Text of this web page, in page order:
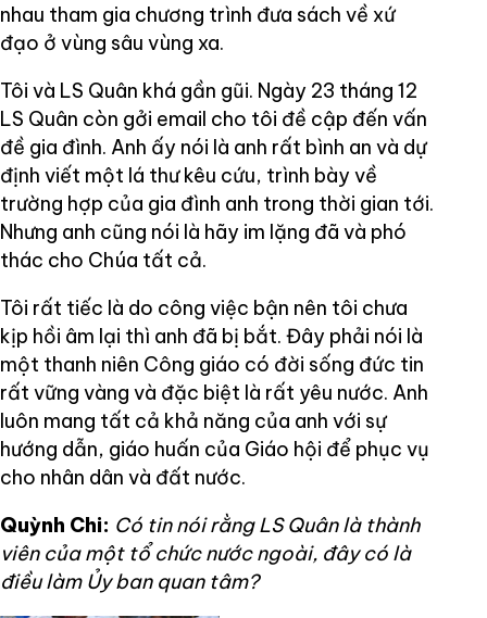
nhau tham gia chương trình đưa sách về xứ
đạo ở vùng sâu vùng xa.
Tôi và LS Quân khá gần gũi. Ngày 23 tháng 12
LS Quân còn gởi email cho tôi đề cập đến vấn
đề gia đình. Anh ấy nói là anh rất bình an và dự
định viết một lá thư kêu cứu, trình bày về
trường hợp của gia đình anh trong thời gian tới.
Nhưng anh cũng nói là hãy im lặng đã và phó
thác cho Chúa tất cả.
Tôi rất tiếc là do công việc bận nên tôi chưa
kịp hồi âm lại thì anh đã bị bắt. Đây phải nói là
một thanh niên Công giáo có đời sống đức tin
rất vững vàng và đặc biệt là rất yêu nước. Anh
luôn mang tất cả khả năng của anh với sự
hướng dẫn, giáo huấn của Giáo hội để phục vụ
cho nhân dân và đất nước.
Quỳnh Chi: Có tin nói rằng LS Quân là thành
viên của một tổ chức nước ngoài, đây có là
điều làm Ủy ban quan tâm?